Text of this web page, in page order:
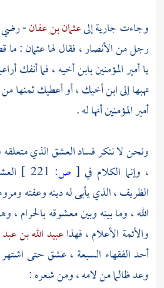
وجاءت جارية إلىعثمان بن عفان- رضي
رجل منالأنصار ،فقال لهاعثمان: ما
يا أمير المؤمنين بابن أخيه ، فما أنفك
تهبها إلى ابن أخيك ، أو أعطيك ثمنها
أمير المؤمنين أنها له .
ونحن لا ننكر فساد العشق الذي
، وإنما الكلام في [ ص:
الظريف ، الذي يأبى له دينه وعفته
الله ، وما بينه وبين معشوقه بالحرام
والأئمة الأعلام ، فهذاعبيد الله بن
أحد الفقهاء السبعة ، عشق حتى اشتهر
وعد ظالما من لامه ، ومن شعره :